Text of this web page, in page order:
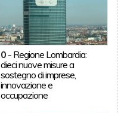
0 - Regione Lombardia:
dieci nuove misure a
sostegno di imprese,
innovazione e
occupazione